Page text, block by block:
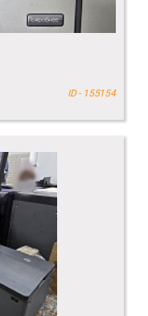
ID - 155154